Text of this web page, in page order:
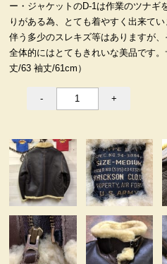
ー・ジャケットのD-1は作業のツナギ
りがある為、とても着やすく出来て
伴う多少のスレキズ等はありますが
全体的にはとてもきれいな美品です
丈/63 袖丈/61cm）